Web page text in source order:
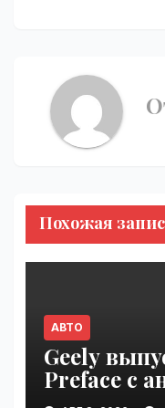
Похожая
АВТО
Geely
Preface с
красными